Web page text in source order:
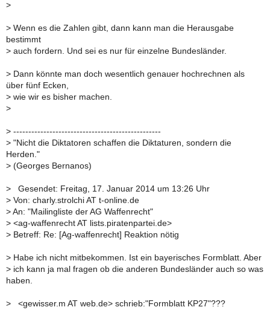
>
> Wenn es die Zahlen gibt, dann kann man die Herausgabe
bestimmt
> auch fordern. Und sei es nur für einzelne Bundesländer.
> Dann könnte man doch wesentlich genauer hochrechnen als
über fünf Ecken,
> wie wir es bisher machen.
>
> -------------------------------------------------
> "Nicht die Diktatoren schaffen die Diktaturen, sondern die
Herden."
> (Georges Bernanos)
> Gesendet: Freitag, 17. Januar 2014 um 13:26 Uhr
> Von: charly.strolchi AT t-online.de
> An: "Mailingliste der AG Waffenrecht"
> <ag-waffenrecht AT lists.piratenpartei.de>
> Betreff: Re: [Ag-waffenrecht] Reaktion nötig
> Habe ich nicht mitbekommen. Ist ein bayerisches Formblatt. Aber
> ich kann ja mal fragen ob die anderen Bundesländer auch so was
haben.
> <gewisser.m AT web.de> schrieb:"Formblatt KP27"???